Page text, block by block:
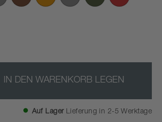
IN DEN WARENKORB LEGEN
Auf Lager Lieferung in 2-5 Werktage